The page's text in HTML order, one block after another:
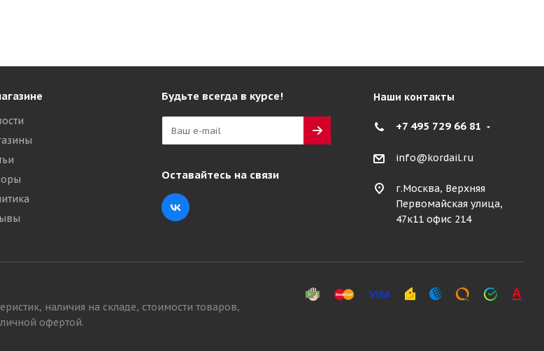
Будьте всегда в курсе!
Оставайтесь на связи
Наши контакты
+7 495 729 66 81
info@kordail.ru
г.Москва, Верхняя
Первомайская улица,
47к11 офис 214
наличия на складе, стоимости товаров,
офертой.